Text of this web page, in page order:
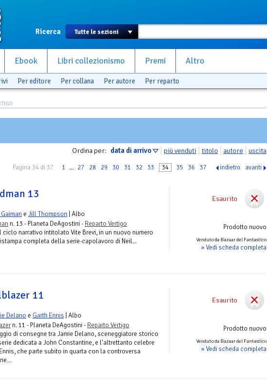
Ricerca
Ebook Libri collezionismo Premi Altro
Per editore Per collana Per autore Per reparto
Ordina per: data di arrivo più venduti titolo autore uscita
Pagina 34 di 37 1 ... 27 28 29 30 31 32 33 34 35 36 37 indietro avanti
Esaurito
Prodotto nuovo
Venduto da Bazaar del Fantastico
» Vedi scheda completa
13
e Jill Thompson | Albo
n. 13 - Planeta DeAgostini - Reparto Vertigo
ciclo narrativo intitolato Vite Brevi, in un nuovo numero
completa della serie-capolavoro di Neil...
Esaurito
Prodotto nuovo
Venduto da Bazaar del Fantastico
» Vedi scheda completa
11
Delano e Garth Ennis | Albo
n. 11 - Planeta DeAgostini - Reparto Vertigo
di consegne tra Jamie Delano, sceneggiatore storico
dedicata a John Constantine, e l'altrettanto celebre
che parte subito in quarta con la controversa